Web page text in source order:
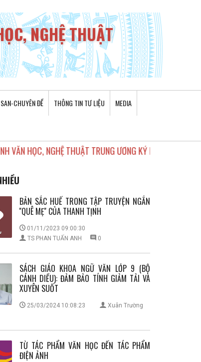
NGHỆ THUẬT
CHUYÊN ĐỀ THÔNG TIN TƯ LIỆU MEDIA
NGHỆ THUẬT TRUNG ƯƠNG KỶ NIỆM 20 NĂM THÀNH
BẢN SẮC HUẾ TRONG TẬP TRUYỆN NGẮN
''QUÊ MẸ'' CỦA THANH TỊNH
01/11/2023 09:00:30
TS PHAN TUẤN ANH
0
SÁCH GIÁO KHOA NGỮ VĂN LỚP 9 (BỘ
CÁNH DIỀU): ĐẢM BẢO TÍNH GIẢM TẢI VÀ
XUYÊN SUỐT
25/03/2024 10:08:23
Xuân Trường
TỪ TÁC PHẨM VĂN HỌC ĐẾN TÁC PHẨM
ĐIỆN ẢNH